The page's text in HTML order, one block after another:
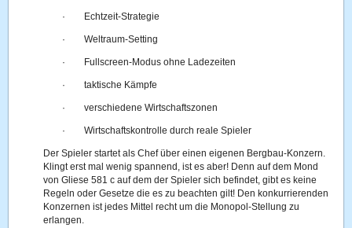
· Echtzeit-Strategie
· Weltraum-Setting
· Fullscreen-Modus ohne Ladezeiten
· taktische Kämpfe
· verschiedene Wirtschaftszonen
· Wirtschaftskontrolle durch reale Spieler
Der Spieler startet als Chef über einen eigenen Bergbau-Konzern.
Klingt erst mal wenig spannend, ist es aber! Denn auf dem Mond
von Gliese 581 c auf dem der Spieler sich befindet, gibt es keine
Regeln oder Gesetze die es zu beachten gilt! Den konkurrierenden
Konzernen ist jedes Mittel recht um die Monopol-Stellung zu
erlangen.